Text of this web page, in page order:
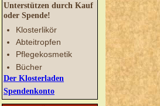
Unterstützen durch Kauf
oder Spende!
Klosterlikör
Abteitropfen
Pflegekosmetik
Bücher
Der Klosterladen
Spendenkonto